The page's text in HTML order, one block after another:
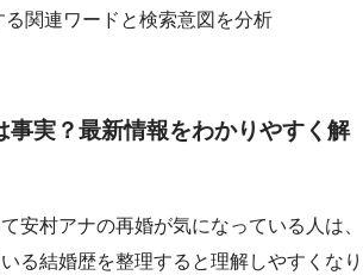
関連ワードと検索意図を分析
事実？最新情報をわかりやすく解
安村アナの再婚が気になっている人は、
る結婚歴を整理すると理解しやすくなり